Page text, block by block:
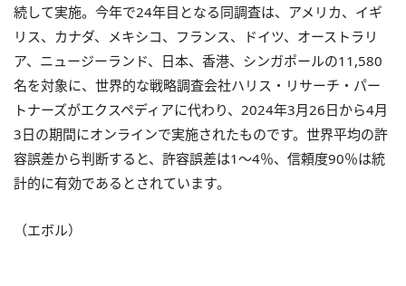
続して実施。今年で24年目となる同調査は、アメリカ、イギ
リス、カナダ、メキシコ、フランス、ドイツ、オーストラリ
ア、ニュージーランド、日本、香港、シンガポールの11,580
名を対象に、世界的な戦略調査会社ハリス・リサーチ・パー
トナーズがエクスペディアに代わり、2024年3月26日から4月
3日の期間にオンラインで実施されたものです。世界平均の許
容誤差から判断すると、許容誤差は1〜4％、信頼度90％は統
計的に有効であるとされています。
（エボル）